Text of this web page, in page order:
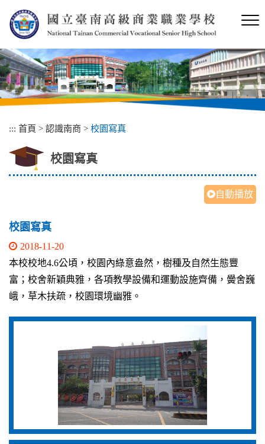
內
容
區
塊
::: 首頁 > 認識南商 > 校園寫真
校園寫真
自動播放
校園寫真
2018-11-20
本校校地4.6公頃，校園內綠意盎然，樹種及自然生態豐
富；校舍新穎典雅，各項教學設備和運動設施齊備，黌舍巍
峨，草木扶疏，校園環境幽雅。